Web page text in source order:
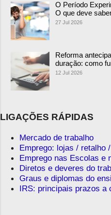
O Período
O que deve
27 Jul 2026
Reforma
duração: como
12 Jul 2026
LIGAÇÕES RÁPIDAS
Mercado de trabalho
Emprego: lojas / retalho
Emprego nas Escolas e
Diretos e deveres do
Graus e diplomas do
IRS: principais prazos a